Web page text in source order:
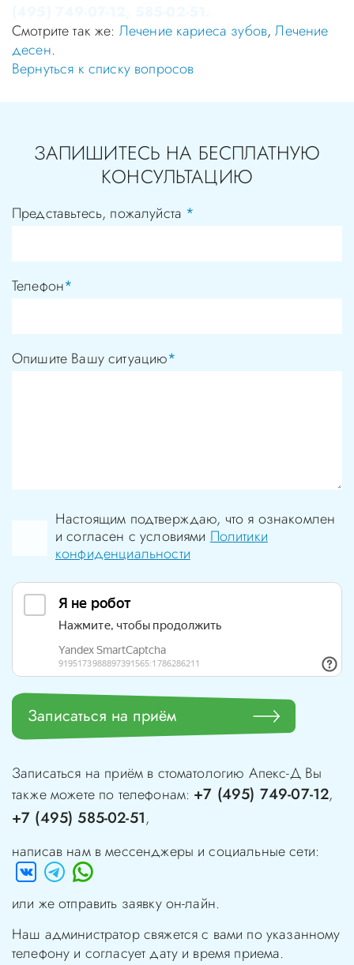
Смотрите так же: Лечение кариеса зубов,Лечение
десен.
Вернуться к списку вопросов
ЗАПИШИТЕСЬ НА БЕСПЛАТНУЮ
КОНСУЛЬТАЦИЮ
Представьтесь, пожалуйста *
Телефон*
Опишите Вашу ситуацию*
Настоящим подтверждаю, что я ознакомлен
и согласен с условиямиПолитики
конфиденциальности
Записаться на приём
Записаться на приём в стоматологию Апекс-ДВы
также можете по телефонам: +7 (495) 749-07-12,
+7 (495) 585-02-51,
написав нам в мессенджеры и социальные сети:
или же отправить заявку он-лайн.
Наш администратор свяжется с вами по указанному
телефону и согласует дату и время приема.